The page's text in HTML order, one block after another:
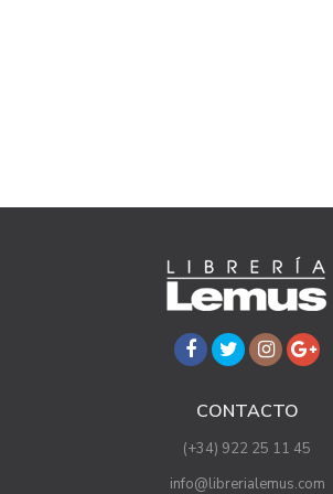
CONTACTO
(+34) 922 25 11 45
info@librerialemus.com